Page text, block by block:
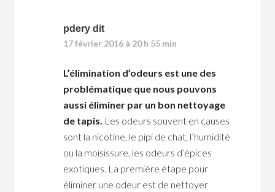
pdery dit
17 février 2016 à 20 h 55 min
L’élimination d’odeurs est une des
problématique que nous pouvons
aussi éliminer par un bon nettoyage
de tapis. Les odeurs souvent en causes
sont la nicotine, le pipi de chat, l’humidité
ou la moisissure, les odeurs d’épices
exotiques. La première étape pour
éliminer une odeur est de nettoyer